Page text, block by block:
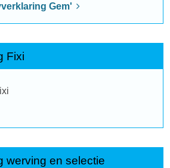
Gem'
Fixi
werving en selectie